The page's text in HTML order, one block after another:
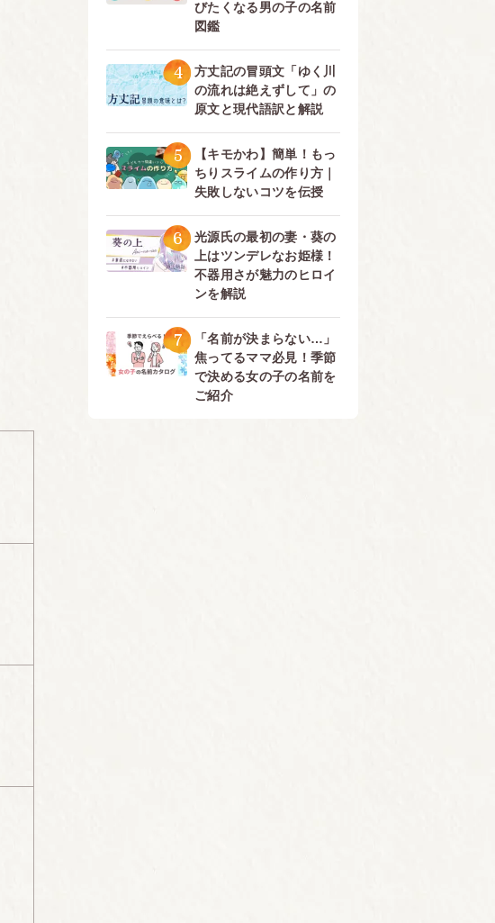
びたくなる男の子の名前
図鑑
4
方丈記の冒頭文「ゆく川
の流れは絶えずして」の
原文と現代語訳と解説
5
【キモかわ】簡単！もっ
ちりスライムの作り方｜
失敗しないコツを伝授
6
光源氏の最初の妻・葵の
上はツンデレなお姫様！
不器用さが魅力のヒロイ
ンを解説
7
「名前が決まらない…」
焦ってるママ必見！季節
で決める女の子の名前を
ご紹介